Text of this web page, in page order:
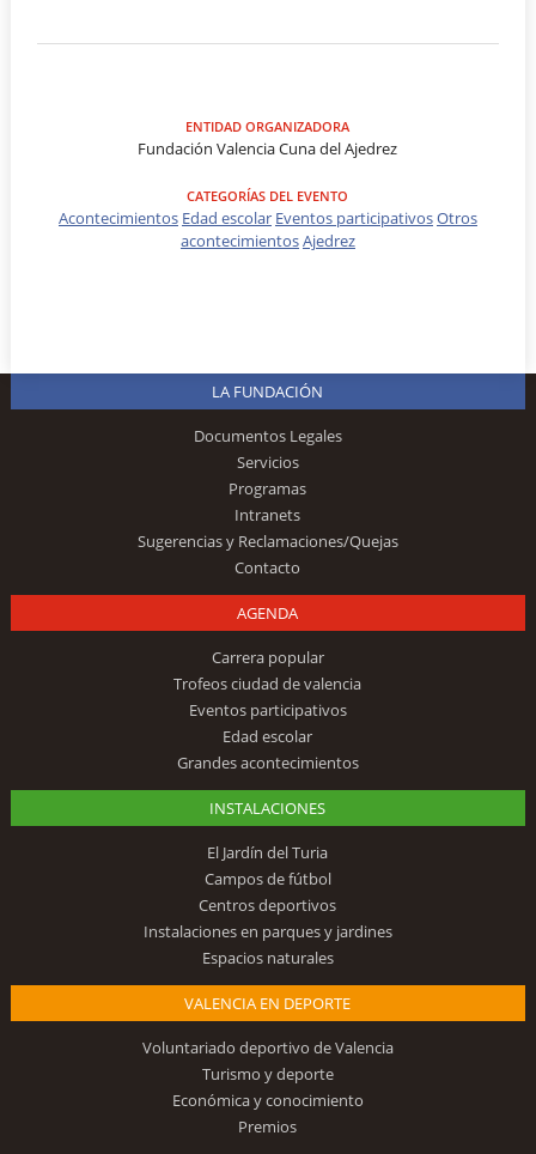
ENTIDAD ORGANIZADORA
Fundación Valencia Cuna del Ajedrez
CATEGORÍAS DEL EVENTO
Acontecimientos Edad escolar Eventos participativosOtros
acontecimientosAjedrez
LA FUNDACIÓN
Documentos Legales
Servicios
Programas
Intranets
Sugerencias y Reclamaciones/Quejas
Contacto
AGENDA
Carrera popular
Trofeos ciudad de valencia
Eventos participativos
Edad escolar
Grandes acontecimientos
INSTALACIONES
El Jardín del Turia
Campos de fútbol
Centros deportivos
Instalaciones en parques y jardines
Espacios naturales
VALENCIA EN DEPORTE
Voluntariado deportivo de Valencia
Turismo y deporte
Económica y conocimiento
Premios